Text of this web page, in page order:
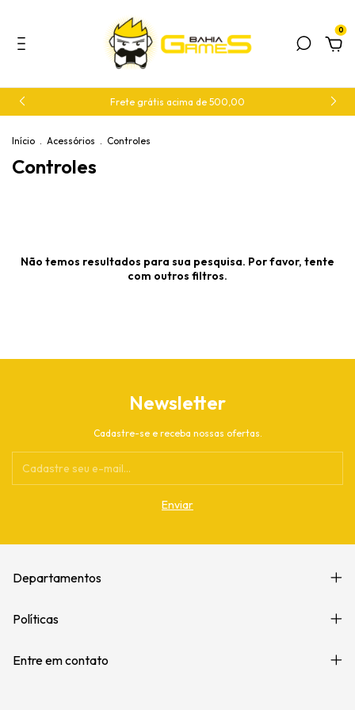
0
Frete grátis acima de 500,00
Início . Acessórios . Controles
Controles
Não temos resultados para sua pesquisa. Por favor, tente
com outros filtros.
Newsletter
Cadastre-se e receba nossas ofertas.
Departamentos
Políticas
Entre em contato